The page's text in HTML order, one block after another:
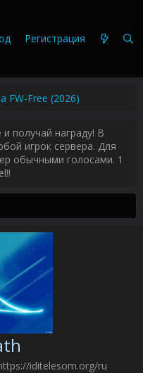
Регистрация
FW-Free (2026)
получай награду! В
игрок сервера. Для
обычными голосами. 1
iditelesom.org/ru